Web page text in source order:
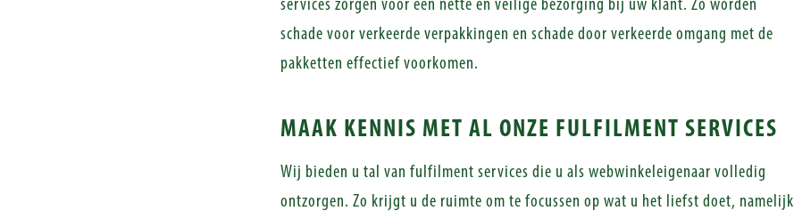
services zorgen voor een nette en veilige bezorging bij uw klant. Zo worden
schade voor verkeerde verpakkingen en schade door verkeerde omgang met de
pakketten effectief voorkomen.
MAAK KENNIS MET AL ONZE FULFILMENT SERVICES
Wij bieden u tal van fulfilment services die u als webwinkeleigenaar volledig
ontzorgen. Zo krijgt u de ruimte om te focussen op wat u het liefst doet, namelijk